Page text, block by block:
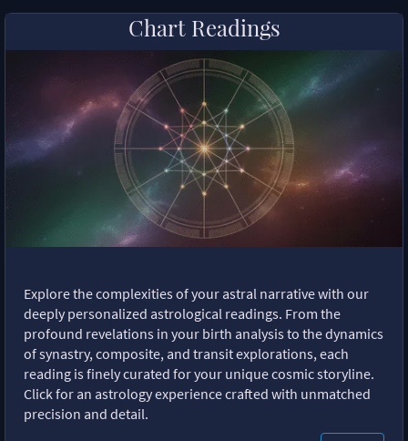
Chart Readings
Explore the complexities of your astral narrative with our
deeply personalized astrological readings. From the
profound revelations in your birth analysis to the dynamics
of synastry, composite, and transit explorations, each
reading is finely curated for your unique cosmic storyline.
Click for an astrology experience crafted with unmatched
precision and detail.